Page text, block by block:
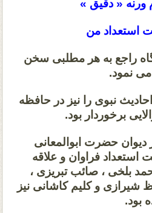
ورنه « دقیق »
استعداد من
راجع به هر مطلبی سخن
نمود.
نبوی را نیز در حافظه
برخوردار بود.
دیوان حضرت ابوالمعانی
فراوان و علاقه
بلخی ، صائب تبریزی ،
و کلیم کاشانی نیز
بود.